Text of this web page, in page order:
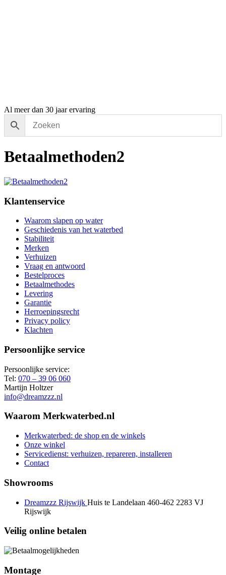
Al meer dan 30 jaar ervaring
Betaalmethoden2
Klantenservice
Waarom slapen op water
Geschiedenis van het waterbed
Stabiliteit
Merken
Verhuizen
Vraag en antwoord
Bestelproces
Betaalmethodes
Levering
Garantie
Herroepingsrecht
Privacy policy
Klachten
Persoonlijke service
Persoonlijke service:
Tel: 070 – 39 06 060
Martijn Holtzer
info@dreamzzz.nl
Waarom Merkwaterbed.nl
Merkwaterbed: de shop en de winkels
Onze winkel
Servicedienst: verhuizen, repareren, installeren
Contact
Showrooms
Dreamzzz Rijswijk Huis te Landelaan 460-462 2283 VJ
Rijswijk
Veilig online betalen
Montage